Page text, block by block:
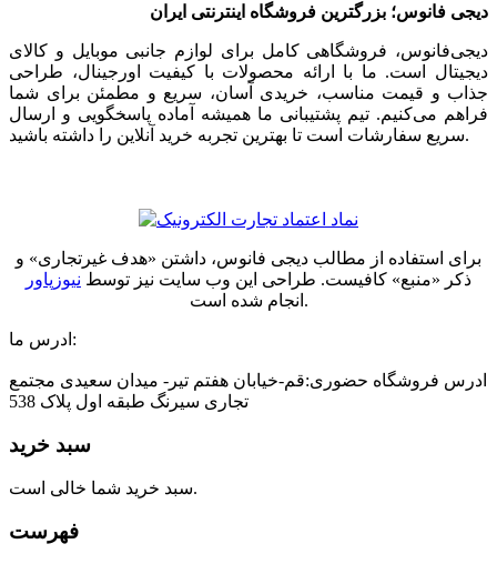
دیجی فانوس؛ بزرگترین فروشگاه اینترنتی ایران
دیجی‌فانوس، فروشگاهی کامل برای لوازم جانبی موبایل و کالای
دیجیتال است. ما با ارائه محصولات با کیفیت اورجینال، طراحی
جذاب و قیمت مناسب، خریدی آسان، سریع و مطمئن برای شما
فراهم می‌کنیم. تیم پشتیبانی ما همیشه آماده پاسخگویی و ارسال
سریع سفارشات است تا بهترین تجربه خرید آنلاین را داشته باشید.
برای استفاده از مطالب دیجی فانوس، داشتن «هدف غیرتجاری» و
ذکر «منبع» کافیست. طراحی این وب سایت نیز توسط نیوزپاور
انجام شده است.
ادرس ما:
ادرس فروشگاه حضوری:قم-خیابان هفتم تیر- میدان سعیدی مجتمع
تجاری سیرنگ طبقه اول پلاک 538
سبد خرید
سبد خرید شما خالی است.
فهرست